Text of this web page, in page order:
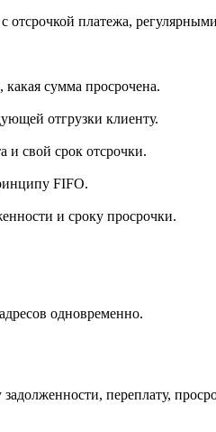
платежа,
сумма просрочена.
отгрузки клиенту.
и свой срок отсрочки.
FIFO.
и сроку просрочки.
одновременно.
переплату,